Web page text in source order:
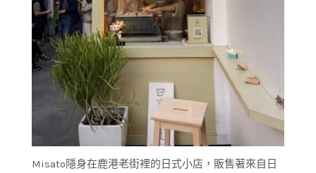
Misato隱身在鹿港老街裡的日式小店，販售著來自日